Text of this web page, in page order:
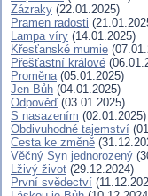
Zázraky (22.01.2025)
Pramen radosti
Lampa víry (14.01.2025)
Křesťanské mumie
Přešťastní králové
Proměna(05.01.2025)
Jen Bůh (04.01.2025)
Odpověď (03.01.2025)
S nasazením (02.01.2025)
Obdivuhodné tajemství
Cesta ke změně
Věčný Syn jednorozený
Lživý život (29.12.2024)
První svědectví